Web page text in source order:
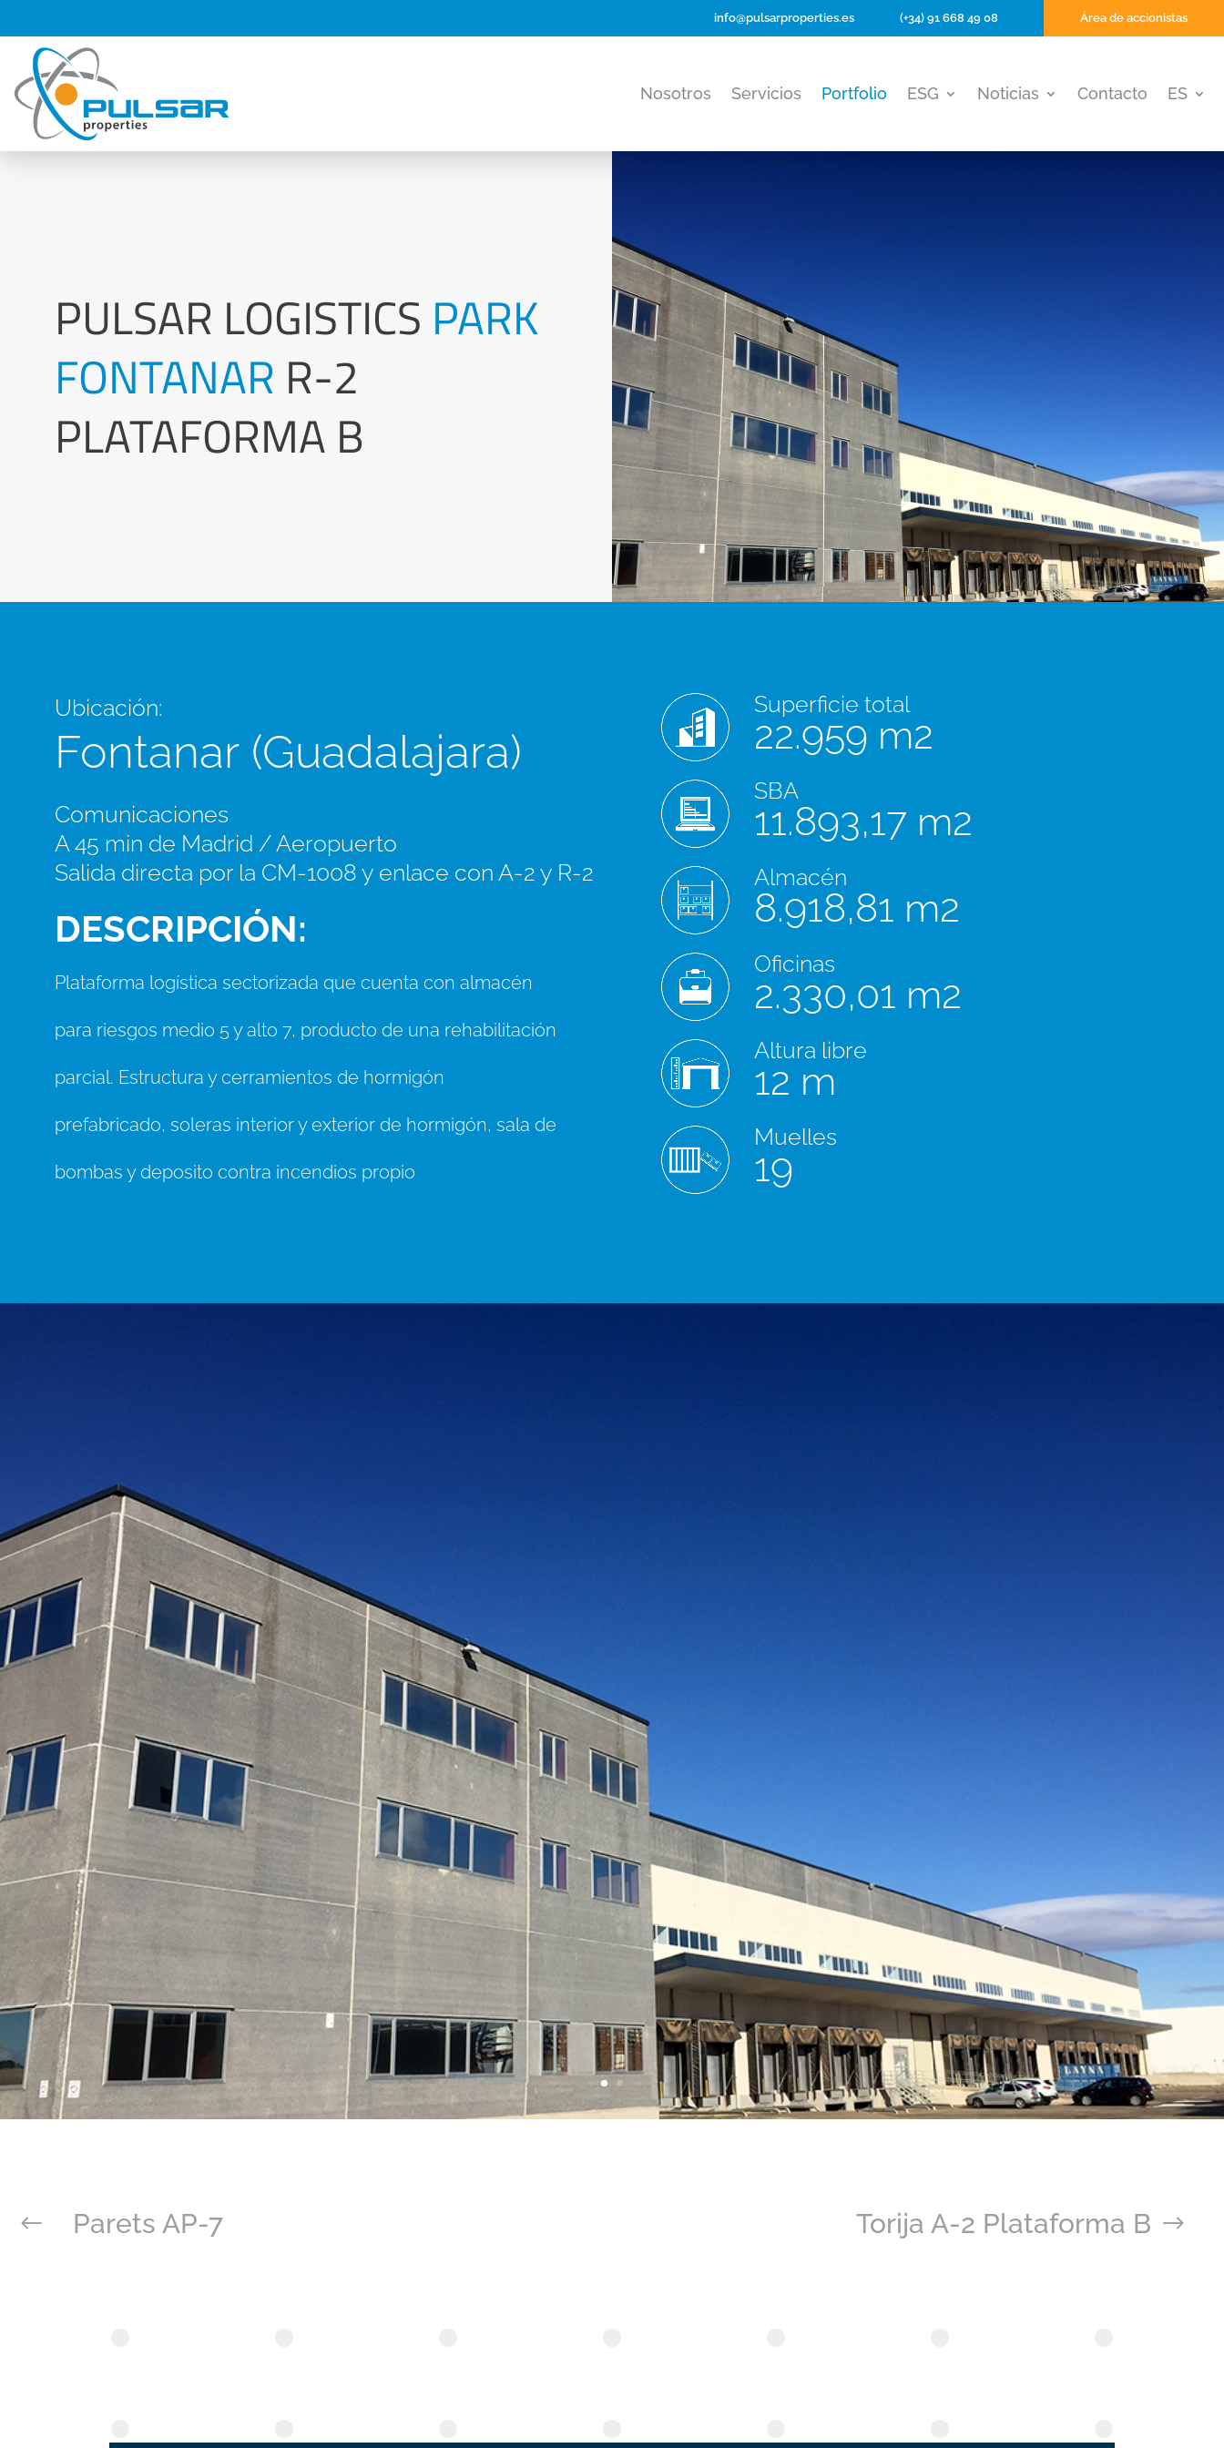
info@pulsarproperties.es (+34) 91 668 49 08 Área de accionistas
Nosotros Servicios Portfolio ESG Noticias Contacto ES
PULSAR LOGISTICS PARK
FONTANAR R-2
PLATAFORMA B
Ubicación:
Fontanar (Guadalajara)
Comunicaciones
A 45 min de Madrid / Aeropuerto
Salida directa por la CM-1008 y enlace con A-2 y R-2
DESCRIPCIÓN:
Plataforma logística sectorizada que cuenta con almacén
para riesgos medio 5 y alto 7, producto de una rehabilitación
parcial. Estructura y cerramientos de hormigón
prefabricado, soleras interior y exterior de hormigón, sala de
bombas y deposito contra incendios propio
Superficie total
22.959 m2
SBA
11.893,17 m2
Almacén
8.918,81 m2
Oficinas
2.330,01 m2
Altura libre
12 m
Muelles
19
Parets AP-7 Torija A-2 Plataforma B